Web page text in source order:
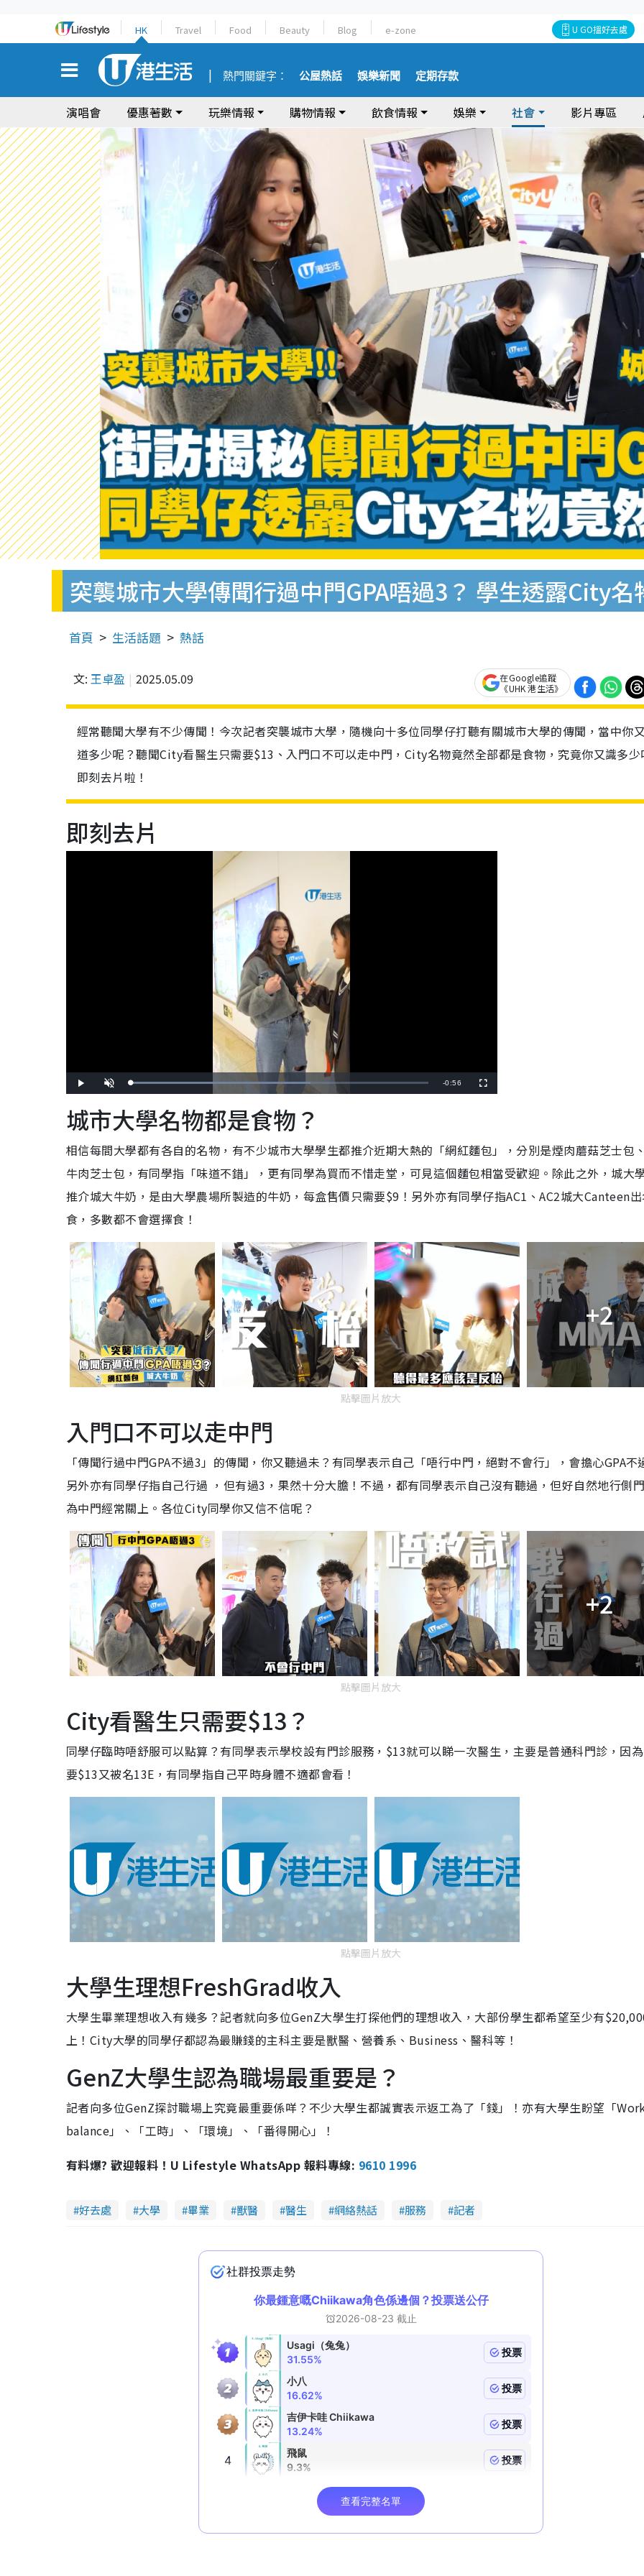
HK Travel Food Beauty Blog e-zone U GO搵好去處
熱門關鍵字： 公屋熱話 娛樂新聞 定期存款
演唱會 優惠著數 玩樂情報 購物情報 飲食情報 娛樂 社會 影片專區
突襲城市大學傳聞行過中門GPA唔過3？ 學生透露City
首頁 生活話題 熱話
文: 王卓盈 2025.05.09
在Google追蹤
《UHK 港生活》
經常聽聞大學有不少傳聞！今次記者突襲城市大學，隨機向十多位同學仔打聽有關城市大學的傳聞，當中你
道多少呢？聽聞City看醫生只需要$13、入門口不可以走中門，City名物竟然全部都是食物，究竟你又識多少
即刻去片啦！
即刻去片
l
n
u
t
e
L
e
d
:
%
R
a
i
m
-0:56
u
e
n
城市大學名物都是食物？
相信每間大學都有各自的名物，有不少城市大學學生都推介近期大熱的「網紅麵包 」，分別是煙肉蘑菇芝士包
牛肉芝士包，有同學指「味道不錯」，更有同學為買而不惜走堂，可見這個麵包相當受歡迎。除此之外，城大
推介城大牛奶，是由大學農場所製造的牛奶，每盒售價只需要$9！另外亦有同學仔指AC1、AC2城大Canteen
食，多數都不會選擇食！
+2
點擊圖片放大
入門口不可以走中門
「傳聞行過中門GPA不過3」的傳聞，你又聽過未？有同學表示自己「唔行中門，絕對不會行」，會擔心GPA不
另外亦有同學仔指自己行過 ，但有過3，果然十分大膽！不過，都有同學表示自己沒有聽過，但好自然地行側
為中門經常關上。各位City同學你又信不信呢？
+2
點擊圖片放大
City看醫生只需要$13？
同學仔臨時唔舒服可以點算？有同學表示學校設有門診服務，$13就可以睇一次醫生，主要是普通科門診，因
要$13又被名13E，有同學指自己平時身體不適都會看！
點擊圖片放大
大學生理想FreshGrad收入
大學生畢業理想收入有幾多？記者就向多位GenZ大學生打探他們的理想收入，大部份學生都希望至少有
上！City大學的同學仔都認為最賺錢的主科主要是獸醫、營養系、Business、醫科等！
GenZ大學生認為職場最重要是？
記者向多位GenZ探討職場上究竟最重要係咩？不少大學生都誠實表示返工為了「錢」！亦有大學生盼望「
balance」、「工時 」、「環境」、「番得開心 」！
有料爆? 歡迎報料！U Lifestyle WhatsApp 報料專線: 9610 1996
好去處 大學 畢業 獸醫 醫生 網絡熱話 服務 記者